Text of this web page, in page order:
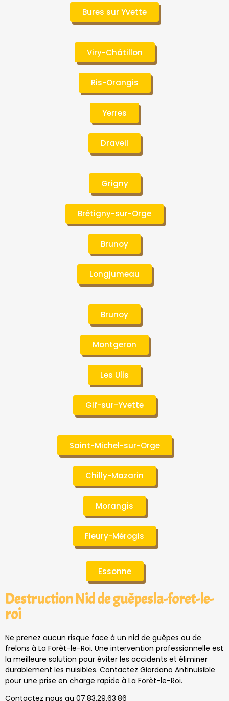
Bures sur Yvette
Viry-Châtillon
Ris-Orangis
Yerres
Draveil
Grigny
Brétigny-sur-Orge
Brunoy
Longjumeau
Brunoy
Montgeron
Les Ulis
Gif-sur-Yvette
Saint-Michel-sur-Orge
Chilly-Mazarin
Morangis
Fleury-Mérogis
Essonne
Destruction Nid de guêpesla-foret-le-
roi
Ne prenez aucun risque face à un nid de guêpes ou de
frelons à La Forêt-le-Roi. Une intervention professionnelle est
la meilleure solution pour éviter les accidents et éliminer
durablement les nuisibles. Contactez Giordano Antinuisible
pour une prise en charge rapide à La Forêt-le-Roi.
Contactez nous au 07.83.29.63.86